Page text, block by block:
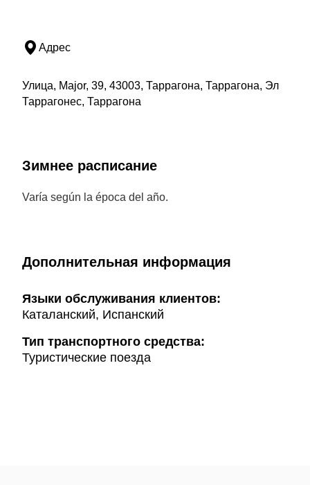
Адрес
Улица, Major, 39, 43003, Таррагона, Таррагона, Эл
Таррагонес, Таррагона
Зимнее расписание
Varía según la época del año.
Дополнительная информация
Языки обслуживания клиентов:
Каталанский, Испанский
Тип транспортного средства:
Туристические поезда